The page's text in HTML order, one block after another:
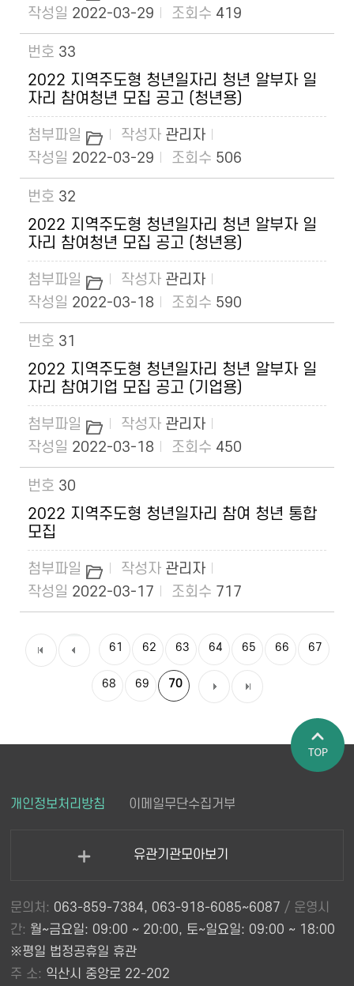
2022-03-29
419
33
2022 지역주도형 청년일자리 청년 알부자 일
자리 참여청년 모집 공고 (청년용)
관리자
2022-03-29
506
32
2022 지역주도형 청년일자리 청년 알부자 일
자리 참여청년 모집 공고 (청년용)
관리자
2022-03-18
590
31
2022 지역주도형 청년일자리 청년 알부자 일
자리 참여기업 모집 공고 (기업용)
관리자
2022-03-18
450
30
2022 지역주도형 청년일자리 참여 청년 통합
모집
관리자
2022-03-17
717
61 62 63 64 65 66 67
68 69 70
개인정보처리방침 이메일무단수집거부
유관기관모아보기
문의처: 063-859-7384, 063-918-6085~6087 / 운영시
간: 월~금요일: 09:00 ~ 20:00, 토~일요일: 09:00 ~ 18:00
※평일 법정공휴일 휴관
주 소: 익산시 중앙로 22-202